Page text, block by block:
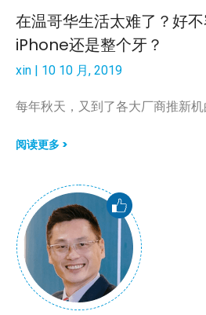
在温哥华生活太难了？好
iPhone还是整个牙？
xin 10 10 月, 2019
每年秋天，又到了各大厂商推新机
阅读更多 >